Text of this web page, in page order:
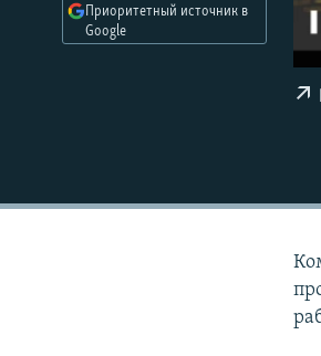
ПОДПИШИТЕСЬ НА РАССЫЛКУ
Приоритетный источник в
Google